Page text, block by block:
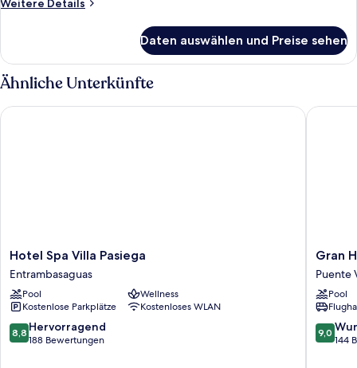
Weitere Details
Suite,
Meerblick
Daten auswählen und Preise sehen
Ähnliche Unterkünfte
Hotel
Spa
Villa
Pasiega
Entrambasaguas
Hotel Spa Villa Pasiega
Entrambasaguas
Pool
Wellness
Kostenlose Parkplätze
Kostenloses WLAN
8.8
von
8,8 Hervorragend
188 Bewertungen
Hotel Spa Villa Pasiega
Gran
Hotel
De
Puente
Viesgo
Puente
Gran
Puente
Pool
9.0
von
9,0
144
Gran